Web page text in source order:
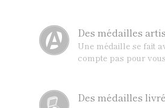
Des médailles
Une médaille se fait
compte pas pour
Des médailles